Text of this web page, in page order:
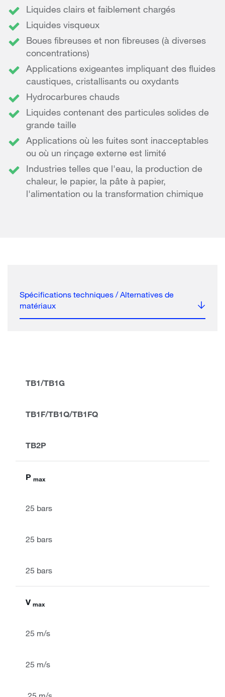
Liquides clairs et faiblement chargés
Liquides visqueux
Boues fibreuses et non fibreuses (à diverses
concentrations)
Applications exigeantes impliquant des fluides
caustiques, cristallisants ou oxydants
Hydrocarbures chauds
Liquides contenant des particules solides de
grande taille
Applications où les fuites sont inacceptables
ou où un rinçage externe est limité
Industries telles que l'eau, la production de
chaleur, le papier, la pâte à papier,
l'alimentation ou la transformation chimique
Spécifications techniques / Alternatives de
matériaux
TB1/TB1G
TB1F/TB1Q/TB1FQ
TB2P
P max
25 bars
25 bars
25 bars
V max
25 m/s
25 m/s